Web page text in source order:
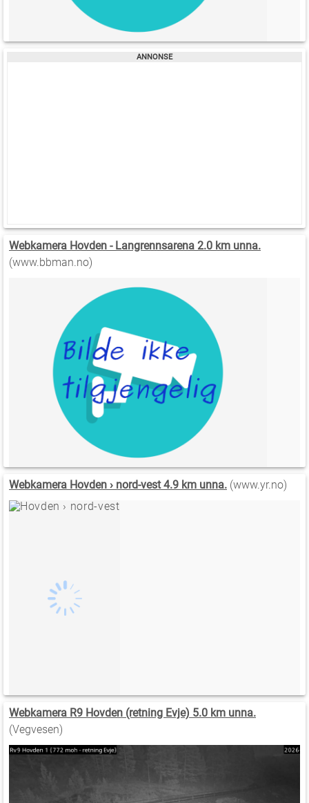
Webkamera Hovden - Langrennsarena 2.0 km unna.
(www.bbman.no)
Webkamera Hovden › nord-vest 4.9 km unna. (www.yr.no)
Webkamera R9 Hovden (retning Evje) 5.0 km unna.
(Vegvesen)